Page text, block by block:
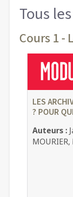
Tous
Cours 1 -
LES
? POUR
Auteurs :
MOURIER,